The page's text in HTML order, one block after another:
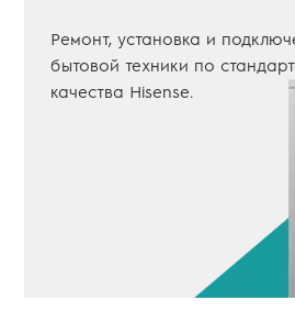
Ремонт, установка и
бытовой техники по
качества Hisense.